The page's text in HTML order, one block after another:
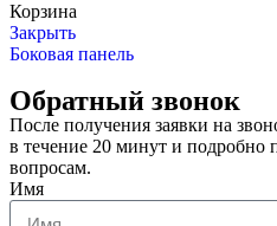
Корзина
Закрыть
Боковая панель
Обратный звонок
После получения заявки на
в течение 20 минут и подробно
вопросам.
Имя